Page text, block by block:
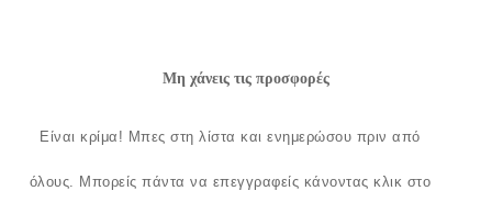
Μη χάνεις τις προσφορές
Είναι κρίμα! Μπες στη λίστα και ενημερώσου πριν από
όλους. Μπορείς πάντα να επεγγραφείς κάνοντας κλικ στο